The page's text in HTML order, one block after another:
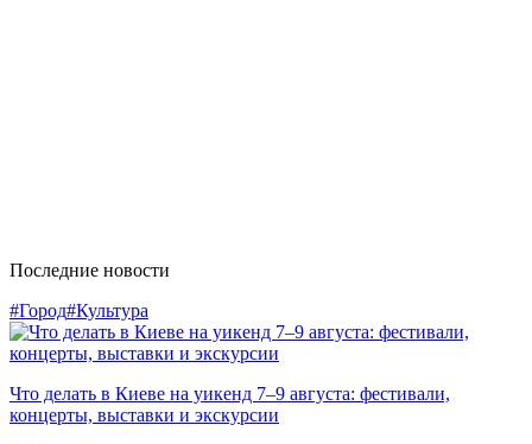
Последние новости
#Город#Культура
Что делать в Киеве на уикенд 7–9 августа: фестивали,
концерты, выставки и экскурсии